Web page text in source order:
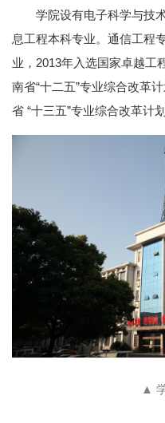
学院设有电子科学与技
息工程本科专业。通信工程
业，2013年入选国家卓越工
南省“十二五”专业综合改革
省 “十三五”专业综合改革计划
▲